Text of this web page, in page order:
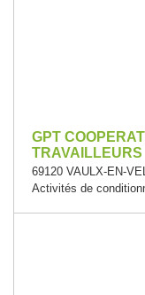
GPT
TRAVAILLEURS
69120 VAULX-EN-
Activités de